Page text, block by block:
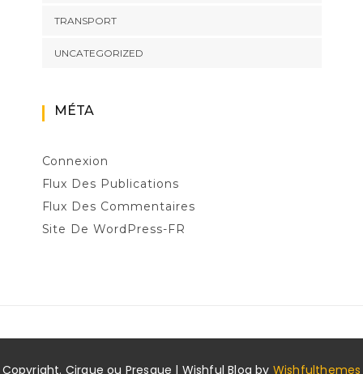
TRANSPORT
UNCATEGORIZED
MÉTA
Connexion
Flux Des Publications
Flux Des Commentaires
Site De WordPress-FR
Copyright. Cirque ou Presque | Wishful Blog by Wishfulthemes